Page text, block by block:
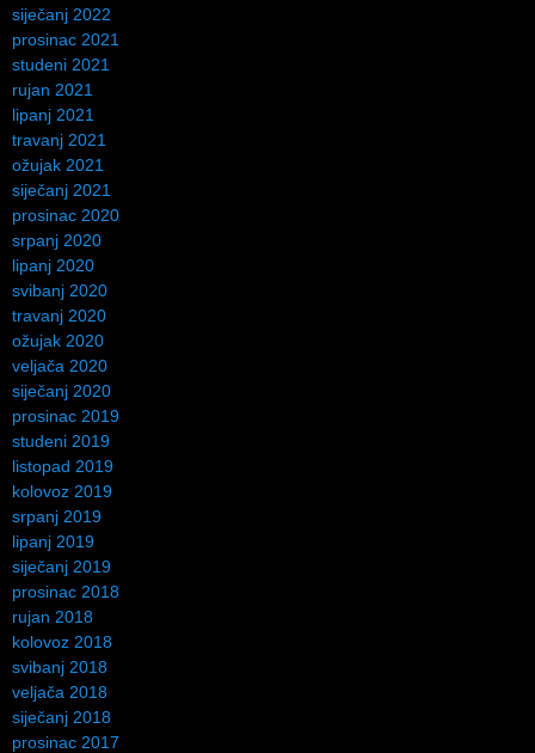
siječanj 2022
prosinac 2021
studeni 2021
rujan 2021
lipanj 2021
travanj 2021
ožujak 2021
siječanj 2021
prosinac 2020
srpanj 2020
lipanj 2020
svibanj 2020
travanj 2020
ožujak 2020
veljača 2020
siječanj 2020
prosinac 2019
studeni 2019
listopad 2019
kolovoz 2019
srpanj 2019
lipanj 2019
siječanj 2019
prosinac 2018
rujan 2018
kolovoz 2018
svibanj 2018
veljača 2018
siječanj 2018
prosinac 2017